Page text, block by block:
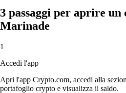
3 passaggi per aprire
Marinade
1
Accedi l'app
Apri l'app Crypto.com, accedi alla
portafoglio crypto e visualizza il saldo.